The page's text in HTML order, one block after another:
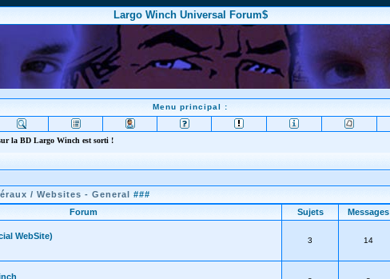
Largo Winch Universal Forum$
Menu principal :
la BD Largo Winch est sorti !
/ Websites - General ###
Forum
Sujets Messages
WebSite) 3 14